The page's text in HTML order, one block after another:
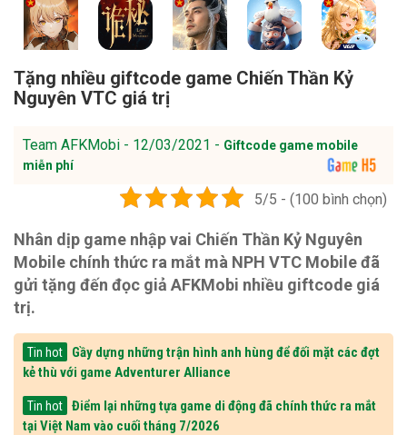
Tặng nhiều giftcode game Chiến Thần Kỷ
Nguyên VTC giá trị
Team AFKMobi - 12/03/2021 - Giftcode game mobile
miễn phí
5/5 - (100 bình chọn)
Nhân dịp game nhập vai Chiến Thần Kỷ Nguyên
Mobile chính thức ra mắt mà NPH VTC Mobile đã
gửi tặng đến đọc giả AFKMobi nhiều giftcode giá
trị.
Tin hot
Gầy dựng những trận hình anh hùng để đối mặt các đợt
kẻ thù với game Adventurer Alliance
Tin hot
Điểm lại những tựa game di động đã chính thức ra mắt
tại Việt Nam vào cuối tháng 7/2026